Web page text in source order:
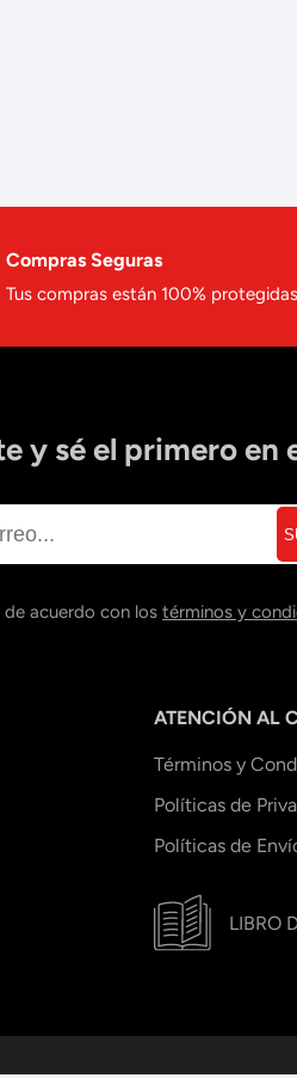
Compras Seguras
Tus compras están 100% protegidas
y sé el primero en
acuerdo con los términos y
ATENCIÓN AL
Términos y
Políticas de
Políticas de
LIBRO